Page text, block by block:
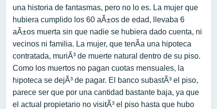
una historia de fantasmas, pero no lo es. La mujer que
hubiera cumplido los 60 aÃ±os de edad, llevaba 6
aÃ±os muerta sin que nadie se hubiera dado cuenta, ni
vecinos ni familia. La mujer, que tenÃ­a una hipoteca
contratada, muriÃ³ de muerte natural dentro de su piso.
Como los muertos no pagan cuotas mensuales, la
hipoteca se dejÃ³ de pagar. El banco subastÃ³ el piso,
parece ser que por una cantidad bastante baja, ya que
el actual propietario no visitÃ³ el piso hasta que hubo